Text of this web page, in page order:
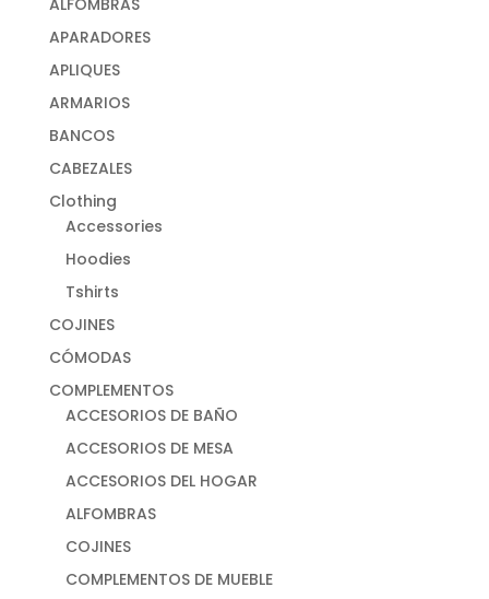
APARADORES
APLIQUES
ARMARIOS
BANCOS
CABEZALES
Clothing
Accessories
Hoodies
Tshirts
COJINES
CÓMODAS
COMPLEMENTOS
ACCESORIOS DE BAÑO
ACCESORIOS DE MESA
ACCESORIOS DEL HOGAR
ALFOMBRAS
COJINES
COMPLEMENTOS DE MUEBLE